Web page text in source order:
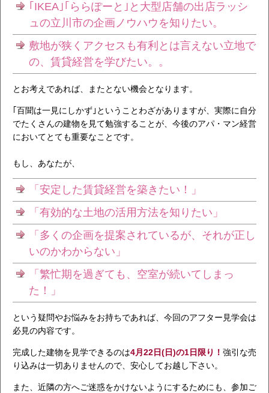
｢IKEA｣｢ららぽーと｣と大型店舗の出店ラッシ
ュの立川市の企画ノウハウを知りたい。
敷地が狭くアクセスも有利とは言えない立地で
の、賃貸経営を学びたい。。
とお考えであれば、またとない機会となります。
｢百聞は一見にしかず｣ということわざがありますが、実際に自分
でたくさんの建物を見て勉強することが、今後のアパ・マン経営
においてとても重要なことです。
もし、あなたが、
「安定した賃貸経営を築きたい！」
「有効的な土地の活用方法を知りたい」
「多くの企画を提案されているが、それが正し
いのかわからない」
「繁忙期を過ぎても、空室が続いてしまっ
た！」
という疑問やお悩みをお持ちであれば、今回のアフター見学会は
必見の内容です。
完成した建物を見学できるのは4月22日(日)の1日限り！ 強引な売
り込みは一切ありませんので、安心してお越し下さい。
また、近隣の方へご迷惑をかけないようにするためにも、参加ご